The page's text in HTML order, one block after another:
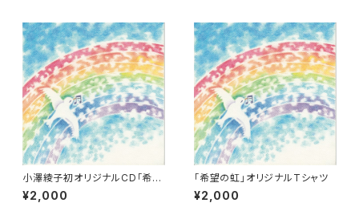
小澤綾子初オリジナルCD「希望
の虹」
¥2,000
「希望の虹」オリジナルTシャツ
¥2,000